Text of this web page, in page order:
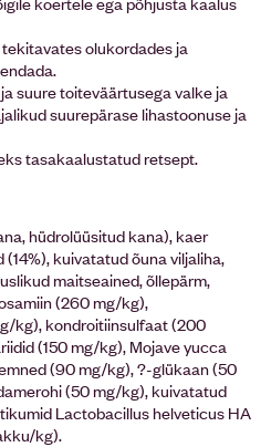
olukordades ja
suure toiteväärtusega valke ja
suurepärase lihastoonuse ja
tasakaalustatud retsept.
hüdrolüüsitud kana), kaer
kuivatatud õuna viljaliha,
maitseained, õllepärm,
(260 mg/kg),
kg), kondroitiinsulfaat (200
(150 mg/kg), Mojave yucca
(90 mg/kg), ?-glükaan (50
(50 mg/kg), kuivatatud
Lactobacillus helveticus HA
kg).